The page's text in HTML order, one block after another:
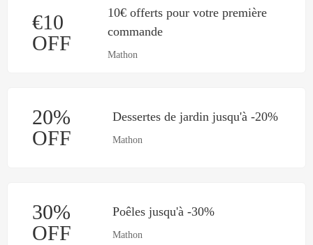
€10
OFF
10€ offerts pour votre première
commande
Mathon
20%
OFF
Dessertes de jardin jusqu'à -20%
Mathon
30%
OFF
Poêles jusqu'à -30%
Mathon